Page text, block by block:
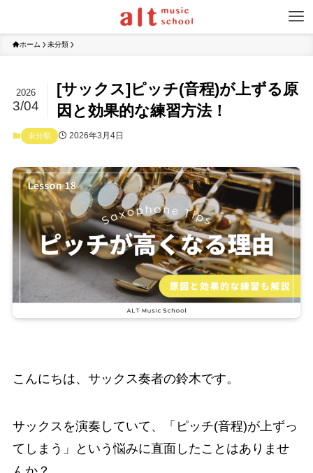
ホーム 未分類
[サックス]ピッチ(音程)が上ずる原
因と効果的な練習方法！
2026
3/04
未分類 2026年3月4日
こんにちは、サックス奏者の鈴木です。
サックスを演奏していて、「ピッチ(音程)が上ずっ
てしまう」という悩みに直面したことはありませ